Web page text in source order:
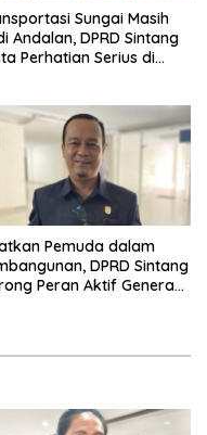
Sungai Masih
Andalan, DPRD Sintang
Perhatian Serius di
Pemuda dalam
DPRD Sintang
Peran Aktif Generasi